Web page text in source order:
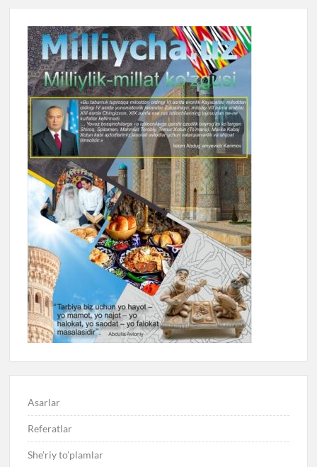
Asarlar
Referatlar
She’riy to’plamlar